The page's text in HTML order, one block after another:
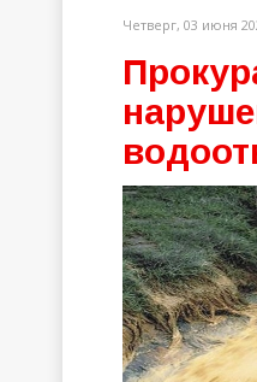
Четверг, 03 июня